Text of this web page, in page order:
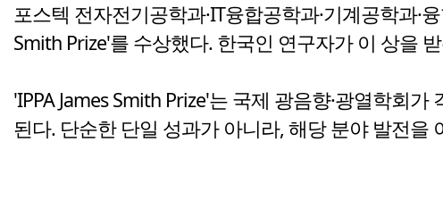
포스텍 전자전기공학과·IT융합공학과·기계공학과·
Smith Prize'를 수상했다. 한국인 연구자가 이 상을
'IPPA James Smith Prize'는 국제 광음향·광열학회
된다. 단순한 단일 성과가 아니라, 해당 분야 발전